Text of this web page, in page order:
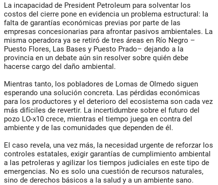
La incapacidad de President Petroleum para solventar los
costos del cierre pone en evidencia un problema estructural: la
falta de garantías económicas previas por parte de las
empresas concesionarias para afrontar pasivos ambientales. La
misma operadora ya se retiró de tres áreas en Río Negro –
Puesto Flores, Las Bases y Puesto Prado– dejando a la
provincia en un debate aún sin resolver sobre quién debe
hacerse cargo del daño ambiental.
Mientras tanto, los pobladores de Lomas de Olmedo siguen
esperando una solución concreta. Las pérdidas económicas
para los productores y el deterioro del ecosistema son cada vez
más difíciles de revertir. La incertidumbre sobre el futuro del
pozo LO-x10 crece, mientras el tiempo juega en contra del
ambiente y de las comunidades que dependen de él.
El caso revela, una vez más, la necesidad urgente de reforzar los
controles estatales, exigir garantías de cumplimiento ambiental
a las petroleras y agilizar los tiempos judiciales en este tipo de
emergencias. No es solo una cuestión de recursos naturales,
sino de derechos básicos a la salud y a un ambiente sano.